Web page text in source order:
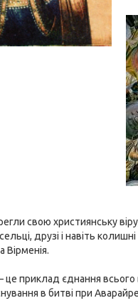
свою християнську
друзі і навіть
Вірменія.
приклад єднання всього
в битві при